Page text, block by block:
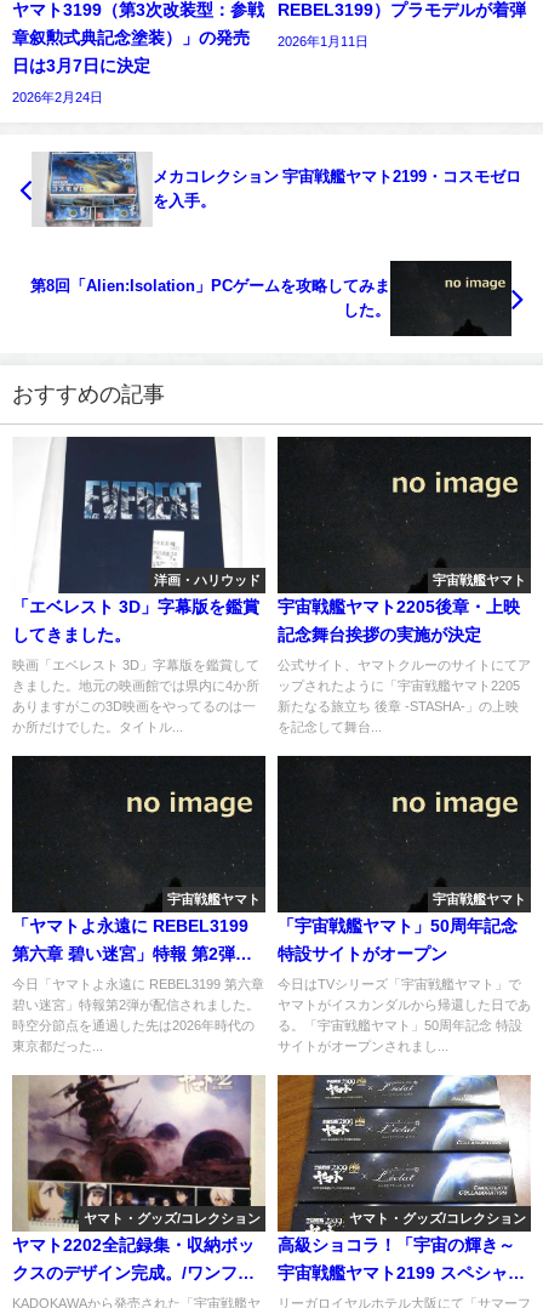
ヤマト3199（第3次改装型：参戦
章叙勲式典記念塗装）」の発売
日は3月7日に決定
2026年2月24日
REBEL3199）プラモデルが着弾
2026年1月11日
メカコレクション 宇宙戦艦ヤマト2199・コスモゼロ
を入手。
第8回「Alien:Isolation」PCゲームを攻略してみま
した。
おすすめの記事
洋画・ハリウッド
「エベレスト 3D」字幕版を鑑賞
してきました。
映画「エベレスト 3D」字幕版を鑑賞して
きました。地元の映画館では県内に4か所
ありますがこの3D映画をやってるのは一
か所だけでした。タイトル...
宇宙戦艦ヤマト
宇宙戦艦ヤマト2205後章・上映
記念舞台挨拶の実施が決定
公式サイト、ヤマトクルーのサイトにてア
ップされたように「宇宙戦艦ヤマト2205
新たなる旅立ち 後章 -STASHA-」の上映
を記念して舞台...
宇宙戦艦ヤマト
「ヤマトよ永遠に REBEL3199
第六章 碧い迷宮」特報 第2弾が
配信
今日「ヤマトよ永遠に REBEL3199 第六章
碧い迷宮」特報第2弾が配信されました。
時空分節点を通過した先は2026年時代の
東京都だった...
宇宙戦艦ヤマト
「宇宙戦艦ヤマト」50周年記念
特設サイトがオープン
今日はTVシリーズ「宇宙戦艦ヤマト」で
ヤマトがイスカンダルから帰還した日であ
る。「宇宙戦艦ヤマト」50周年記念 特設
サイトがオープンされまし...
ヤマト・グッズ/コレクション
ヤマト2202全記録集・収納ボッ
クスのデザイン完成。/ワンフェ
ス2019夏にてあれが販売され
KADOKAWAから発売された「宇宙戦艦ヤ
ヤマト・グッズ/コレクション
高級ショコラ！「宇宙の輝き～
宇宙戦艦ヤマト2199 スペシャル
～」を頂く。
リーガロイヤルホテル大阪にて「サマーフ